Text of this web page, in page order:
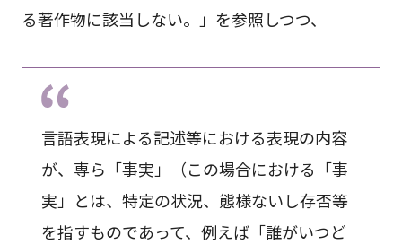
る著作物に該当しない。」を参照しつつ、
言語表現による記述等における表現の内容
が、専ら「事実」（この場合における「事
実」とは、特定の状況、態様ないし存否等
を指すものであって、例えば「誰がいつど